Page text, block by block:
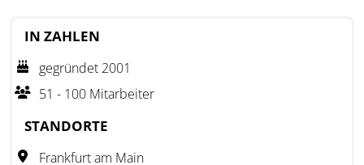
Drooms bietet Funktionen zur Steuerung des
Prozess. Die Plattform nutzt georedundante Server in
Deutschland und der Schweiz und erfüllt alle
Anforderungen der DSGVO.
IN ZAHLEN
gegründet 2001
51 - 100 Mitarbeiter
STANDORTE
Frankfurt am Main